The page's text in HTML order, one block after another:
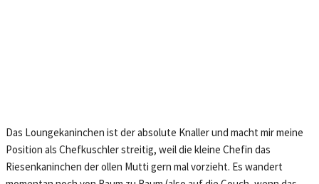
Das Loungekaninchen ist der absolute Knaller und macht mir meine
Position als Chefkuschler streitig, weil die kleine Chefin das
Riesenkaninchen der ollen Mutti gern mal vorzieht. Es wandert